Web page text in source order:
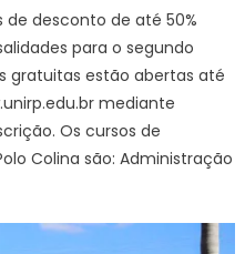
de desconto de até 50%
para o segundo
gratuitas estão abertas até
mediante
Os cursos de
Colina são: Administração